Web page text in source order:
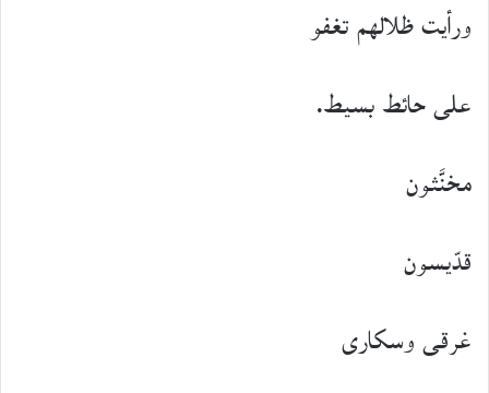
ورأيت ظلالهم تغفو
على حائط بسيط.
مخنَّثون
قدّيسون
غرقى وسكارى